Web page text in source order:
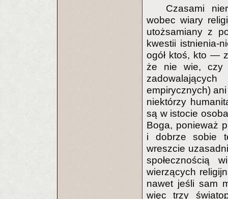
Czasami
wobec wiary
utożsamiany z
kwestii istnienia-
ogół ktoś, kto —
że nie wie, czy
empirycznych)
niektórzy
są w istocie
Boga, ponieważ
i dobrze sobie
wreszcie
społecznością
wierzących
nawet jeśli sam
więc trzy